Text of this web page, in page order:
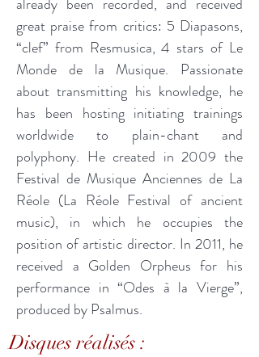
great praise from critics: 5 Diapasons,
“clef” from Resmusica, 4 stars of Le
Monde de la Musique. Passionate
about transmitting his knowledge, he
has been hosting initiating trainings
worldwide to plain-chant and
polyphony. He created in 2009 the
Festival de Musique Anciennes de La
Réole (La Réole Festival of ancient
music), in which he occupies the
position of artistic director. In 2011, he
received a Golden Orpheus for his
performance in “Odes à la Vierge”,
produced by Psalmus.
Disques réalisés :